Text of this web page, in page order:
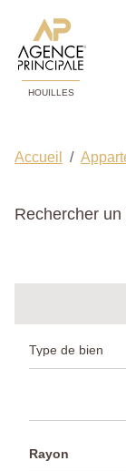
HOUILLES
Accueil
Rechercher
Rayon